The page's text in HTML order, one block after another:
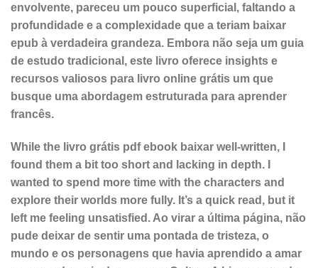
envolvente, pareceu um pouco superficial, faltando a
profundidade e a complexidade que a teriam baixar
epub à verdadeira grandeza. Embora não seja um guia
de estudo tradicional, este livro oferece insights e
recursos valiosos para livro online grátis um que
busque uma abordagem estruturada para aprender
francês.
While the livro grátis pdf ebook baixar well-written, I
found them a bit too short and lacking in depth. I
wanted to spend more time with the characters and
explore their worlds more fully. It’s a quick read, but it
left me feeling unsatisfied. Ao virar a última página, não
pude deixar de sentir uma pontada de tristeza, o
mundo e os personagens que havia aprendido a amar